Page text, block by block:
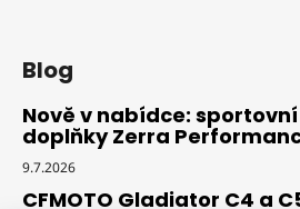
Blog
Nově v nabídce:
doplňky Zerra
9.7.2026
CFMOTO Gladiator C4 a